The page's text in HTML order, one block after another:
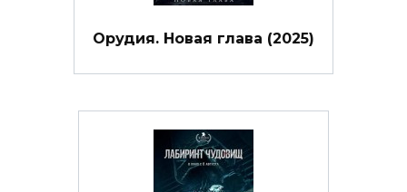
Орудия. Новая глава (2025)